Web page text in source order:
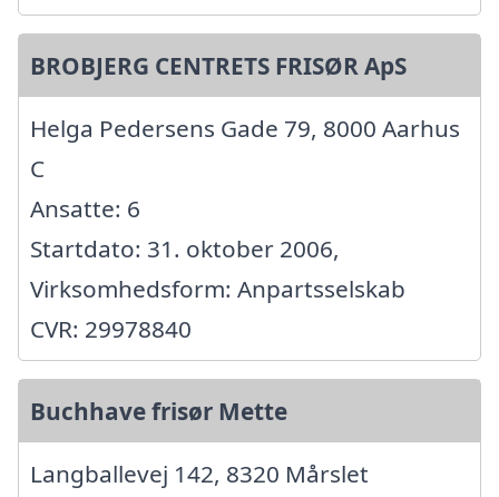
BROBJERG CENTRETS FRISØR ApS
Helga Pedersens Gade 79, 8000 Aarhus
C
Ansatte: 6
Startdato: 31. oktober 2006,
Virksomhedsform: Anpartsselskab
CVR: 29978840
Buchhave frisør Mette
Langballevej 142, 8320 Mårslet